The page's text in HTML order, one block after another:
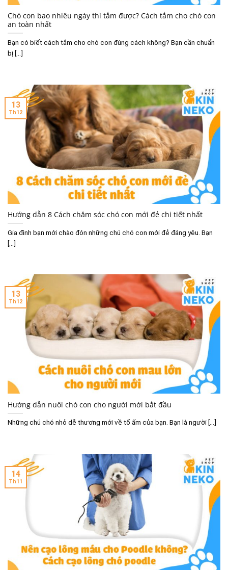
Chó con bao nhiêu ngày thì tắm được? Cách tắm cho chó con
an toàn nhất
Bạn có biết cách tắm cho chó con đúng cách không? Bạn cần chuẩn
bị [...]
Hướng dẫn 8 Cách chăm sóc chó con mới đẻ chi tiết nhất
Gia đình bạn mới chào đón những chú chó con mới đẻ đáng yêu. Bạn
[...]
13
Th12
Hướng dẫn nuôi chó con cho người mới bắt đầu
Những chú chó nhỏ dễ thương mới về tổ ấm của bạn. Bạn là người [...]
13
Th12
14
Th11